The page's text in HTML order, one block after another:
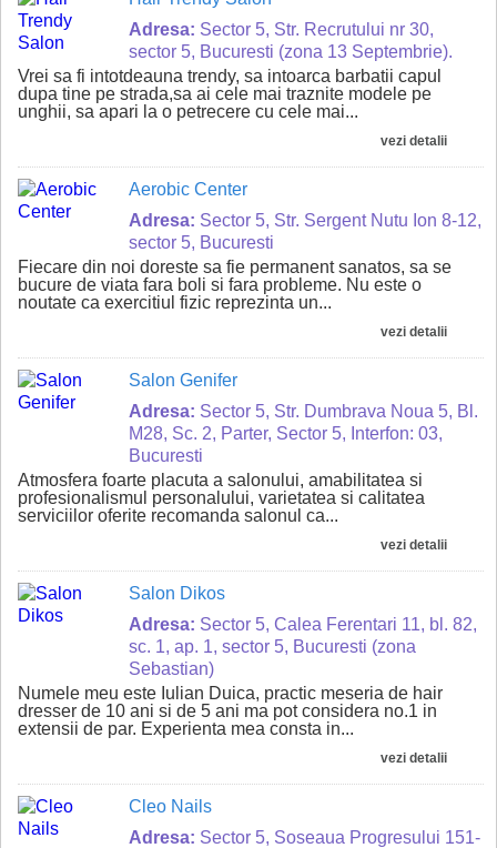
Adresa: Sector 5, Str. Recrutului nr 30,
sector 5, Bucuresti (zona 13 Septembrie).
Vrei sa fi intotdeauna trendy, sa intoarca barbatii capul
dupa tine pe strada,sa ai cele mai traznite modele pe
unghii, sa apari la o petrecere cu cele mai...
vezi detalii
Aerobic Center
Adresa: Sector 5, Str. Sergent Nutu Ion 8-12,
sector 5, Bucuresti
Fiecare din noi doreste sa fie permanent sanatos, sa se
bucure de viata fara boli si fara probleme. Nu este o
noutate ca exercitiul fizic reprezinta un...
vezi detalii
Salon Genifer
Adresa: Sector 5, Str. Dumbrava Noua 5, Bl.
M28, Sc. 2, Parter, Sector 5, Interfon: 03,
Bucuresti
Atmosfera foarte placuta a salonului, amabilitatea si
profesionalismul personalului, varietatea si calitatea
serviciilor oferite recomanda salonul ca...
vezi detalii
Salon Dikos
Adresa: Sector 5, Calea Ferentari 11, bl. 82,
sc. 1, ap. 1, sector 5, Bucuresti (zona
Sebastian)
Numele meu este Iulian Duica, practic meseria de hair
dresser de 10 ani si de 5 ani ma pot considera no.1 in
extensii de par. Experienta mea consta in...
vezi detalii
Cleo Nails
Adresa: Sector 5, Soseaua Progresului 151-